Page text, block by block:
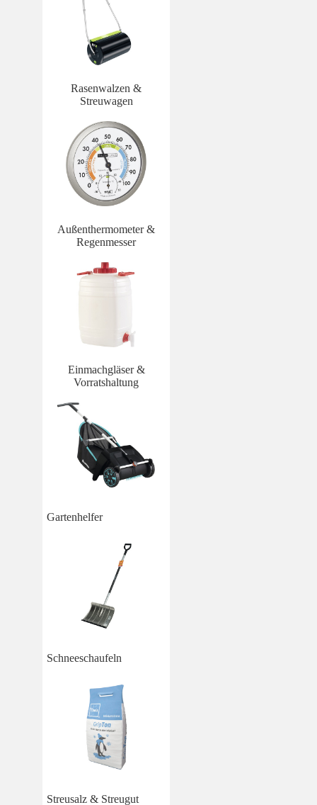
Rasenwalzen &
Streuwagen
Außenthermometer &
Regenmesser
Einmachgläser &
Vorratshaltung
Gartenhelfer
Schneeschaufeln
Streusalz & Streugut